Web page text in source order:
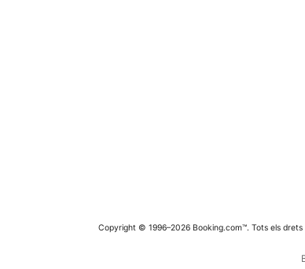
Copyright © 1996–2026 Booking.com™. Tots els drets